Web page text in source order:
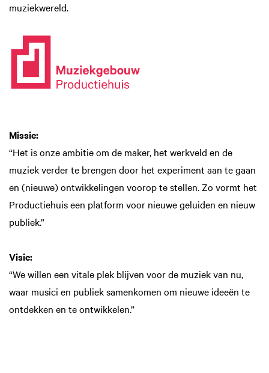
muziekwereld.
Missie:
“Het is onze ambitie om de maker, het werkveld en de
muziek verder te brengen door het experiment aan te gaan
en (nieuwe) ontwikkelingen voorop te stellen. Zo vormt het
Productiehuis een platform voor nieuwe geluiden en nieuw
publiek.”
Visie:
“We willen een vitale plek blijven voor de muziek van nu,
waar musici en publiek samenkomen om nieuwe ideeën te
ontdekken en te ontwikkelen.”